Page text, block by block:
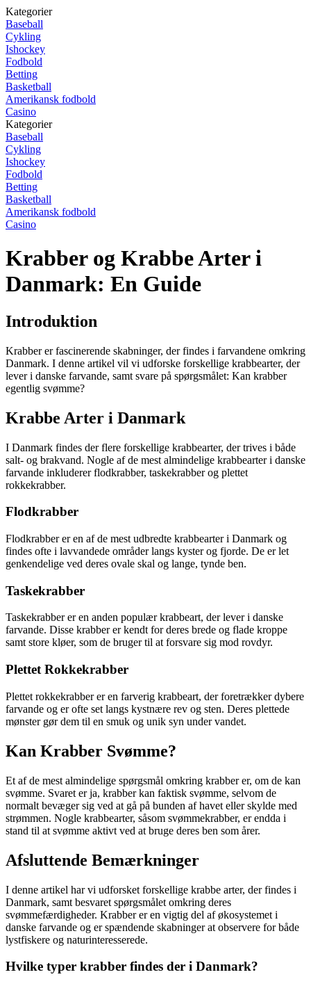
Kategorier
Baseball
Cykling
Ishockey
Fodbold
Betting
Basketball
Amerikansk fodbold
Casino
Kategorier
Baseball
Cykling
Ishockey
Fodbold
Betting
Basketball
Amerikansk fodbold
Casino
Krabber og Krabbe Arter i
Danmark: En Guide
Introduktion
Krabber er fascinerende skabninger, der findes i farvandene omkring
Danmark. I denne artikel vil vi udforske forskellige krabbearter, der
lever i danske farvande, samt svare på spørgsmålet: Kan krabber
egentlig svømme?
Krabbe Arter i Danmark
I Danmark findes der flere forskellige krabbearter, der trives i både
salt- og brakvand. Nogle af de mest almindelige krabbearter i danske
farvande inkluderer flodkrabber, taskekrabber og plettet
rokkekrabber.
Flodkrabber
Flodkrabber er en af de mest udbredte krabbearter i Danmark og
findes ofte i lavvandede områder langs kyster og fjorde. De er let
genkendelige ved deres ovale skal og lange, tynde ben.
Taskekrabber
Taskekrabber er en anden populær krabbeart, der lever i danske
farvande. Disse krabber er kendt for deres brede og flade kroppe
samt store kløer, som de bruger til at forsvare sig mod rovdyr.
Plettet Rokkekrabber
Plettet rokkekrabber er en farverig krabbeart, der foretrækker dybere
farvande og er ofte set langs kystnære rev og sten. Deres plettede
mønster gør dem til en smuk og unik syn under vandet.
Kan Krabber Svømme?
Et af de mest almindelige spørgsmål omkring krabber er, om de kan
svømme. Svaret er ja, krabber kan faktisk svømme, selvom de
normalt bevæger sig ved at gå på bunden af havet eller skylde med
strømmen. Nogle krabbearter, såsom svømmekrabber, er endda i
stand til at svømme aktivt ved at bruge deres ben som årer.
Afsluttende Bemærkninger
I denne artikel har vi udforsket forskellige krabbe arter, der findes i
Danmark, samt besvaret spørgsmålet omkring deres
svømmefærdigheder. Krabber er en vigtig del af økosystemet i
danske farvande og er spændende skabninger at observere for både
lystfiskere og naturinteresserede.
Hvilke typer krabber findes der i Danmark?